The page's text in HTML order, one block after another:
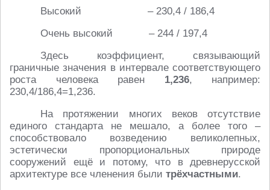
Высокий – 230,4 / 186,4
Очень высокий – 244 / 197,4
Здесь коэффициент, связывающий
граничные значения в интервале соответствующего
роста человека равен 1,236, например:
230,4/186,4=1,236.
На протяжении многих веков отсутствие
единого стандарта не мешало, а более того –
способствовало возведению великолепных,
эстетически пропорциональных природе
сооружений ещё и потому, что в древнерусской
архитектуре все членения были трёхчастными.